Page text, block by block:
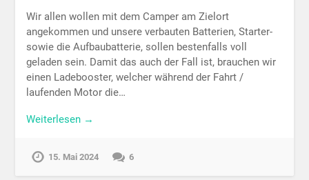
Wir allen wollen mit dem Camper am Zielort
angekommen und unsere verbauten Batterien, Starter-
sowie die Aufbaubatterie, sollen bestenfalls voll
geladen sein. Damit das auch der Fall ist, brauchen wir
einen Ladebooster, welcher während der Fahrt /
laufenden Motor die…
Weiterlesen →
15. Mai 2024 6